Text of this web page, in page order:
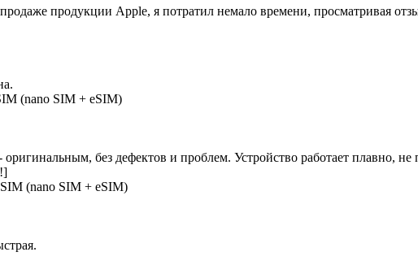
продукции Apple, я потратил немало времени, просматривая
(nano SIM + eSIM)
без дефектов и проблем. Устройство работает плавно, не
(nano SIM + eSIM)